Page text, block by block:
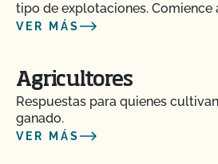
tipo de explotaciones. Comience
VER MÁS
Agricultores
Respuestas para quienes
ganado.
VER MÁS
¿Tengo que comunicar todos
CCOF?
¿Ofrece el CCOF un programa
acelerada?
¿La certificación orgánica de